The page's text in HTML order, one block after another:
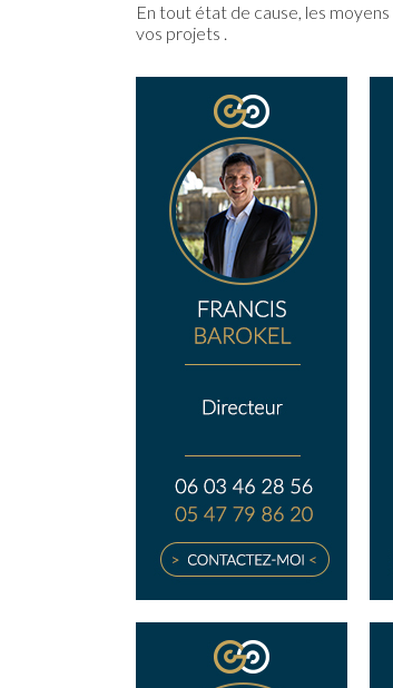
En tout état de cause, les
vos projets .